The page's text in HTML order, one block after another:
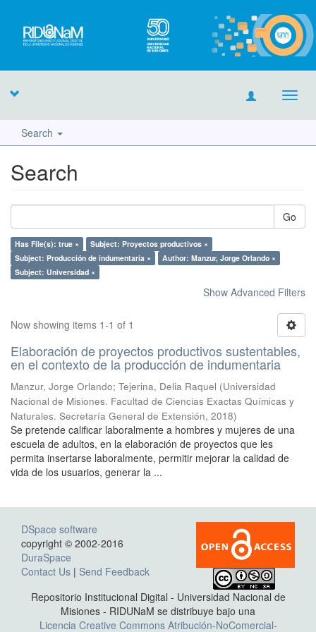
Search
Search
Go
Has File(s): true ×
Subject: Proyectos productivos ×
Subject: Producción de indumentaria ×
Author: Manzur, Jorge Orlando ×
Subject: Universidad ×
Show Advanced Filters
Now showing items 1-1 of 1
Elaboración de proyectos productivos sustentables,
en el contexto de la producción de indumentaria
Manzur, Jorge Orlando; Tejerina, Delia Raquel (Universidad
Nacional de Misiones. Facultad de Ciencias Exactas Químicas y
Naturales. Secretaría General de Extensión, 2018)
Se pretende calificar laboralmente a hombres y mujeres de una
escuela de adultos, en la elaboración de proyectos que les
permita insertarse laboralmente, permitir mejorar la calidad de
vida de los usuarios, generar la ...
DSpace software
copyright © 2002-2016
DuraSpace
Contact Us | Send Feedback
Repositorio Institucional Digital - Universidad Nacional de
Misiones - RIDUNaM se distribuye bajo una
Licencia Creative Commons Atribución-NoComercial-